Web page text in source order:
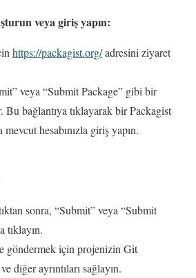
veya giriş yapın:
https://packagist.org/adresini ziyaret
veya “Submit Package” gibi bir
Bu bağlantıya tıklayarak bir Packagist
hesabınızla giriş yapın.
sonra, “Submit” veya “Submit
tıklayın.
göndermek için projenizin Git
diğer ayrıntıları sağlayın.